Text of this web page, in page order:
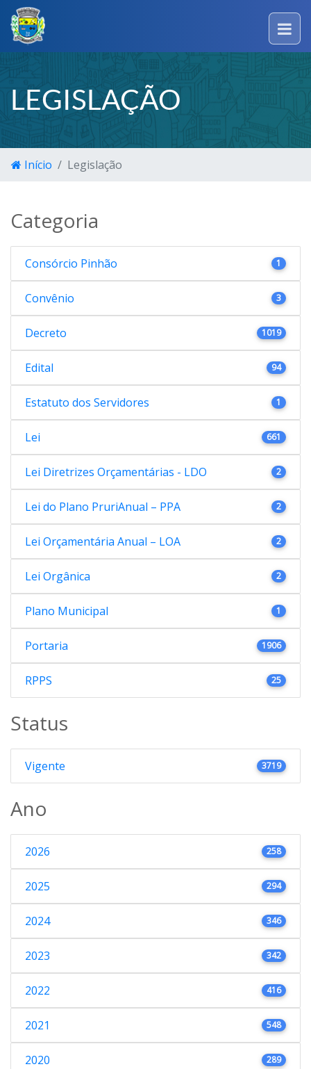
LEGISLAÇÃO
Início Legislação
Categoria
Consórcio Pinhão 1
Convênio 3
Decreto 1019
Edital 94
Estatuto dos Servidores 1
Lei 661
Lei Diretrizes Orçamentárias - LDO 2
Lei do Plano PruriAnual – PPA 2
Lei Orçamentária Anual – LOA 2
Lei Orgânica 2
Plano Municipal 1
Portaria 1906
RPPS 25
Status
Vigente 3719
Ano
2026 258
2025 294
2024 346
2023 342
2022 416
2021 548
2020 289